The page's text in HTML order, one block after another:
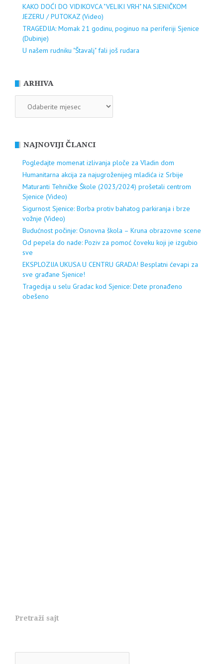
KAKO DOĆI DO VIDIKOVCA "VELIKI VRH" NA SJENIČKOM
JEZERU / PUTOKAZ (Video)
TRAGEDIJA: Momak 21 godinu, poginuo na periferiji Sjenice
(Dubinje)
U našem rudniku "Štavalj" fali još rudara
ARHIVA
NAJNOVIJI ČLANCI
Pogledajte momenat izlivanja ploče za Vladin dom
Humanitarna akcija za najugroženijeg mladića iz Srbije
Maturanti Tehničke Škole (2023/2024) prošetali centrom
Sjenice (Video)
Sigurnost Sjenice: Borba protiv bahatog parkiranja i brze
vožnje (Video)
Budućnost počinje: Osnovna škola – Kruna obrazovne scene
Od pepela do nade: Poziv za pomoć čoveku koji je izgubio
sve
EKSPLOZIJA UKUSA U CENTRU GRADA! Besplatni ćevapi za
sve građane Sjenice!
Tragedija u selu Gradac kod Sjenice: Dete pronađeno
obešeno
Pretraži sajt